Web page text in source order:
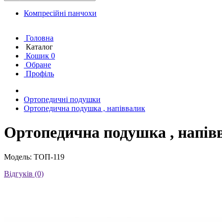
Компресійні панчохи
Головна
Каталог
Кошик 0
Обране
Профіль
Ортопедичні подушки
Ортопедична подушка , напіввалик
Ортопедична подушка ,
Модель: ТОП-119
Відгуків (0)